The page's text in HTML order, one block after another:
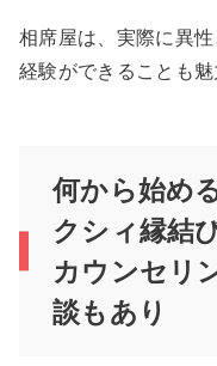
相席屋は、実際に異
経験ができることも魅
何から始め
クシィ縁結
カウンセリ
談もあり